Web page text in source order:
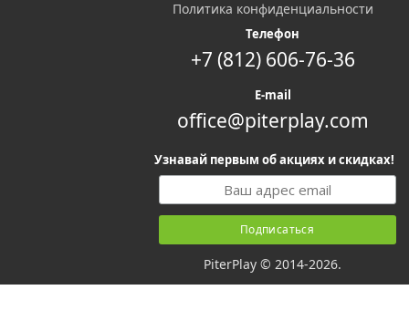
Политика конфиденциальности
Телефон
+7 (812) 606-76-36
E-mail
office@piterplay.com
Узнавай первым об акциях и скидках!
PiterPlay © 2014-2026.